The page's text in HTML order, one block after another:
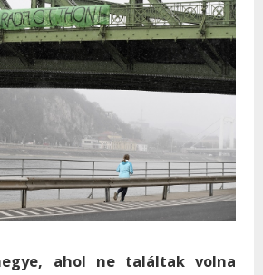
ahol ne találtak volna